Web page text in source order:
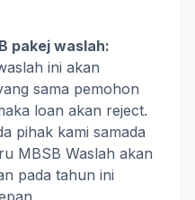
pakej waslah:
ini akan
sama pemohon
loan akan reject.
pihak kami samada
MBSB Waslah akan
pada tahun ini